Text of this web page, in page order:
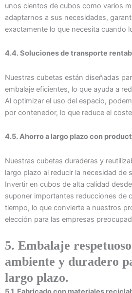
unos cientos de cubos como varios
adaptarnos a sus necesidades,
exactamente lo que necesita cuando
4.4. Soluciones de transporte
Nuestras cubetas están diseñadas
embalaje eficientes, lo que ayuda a
Al optimizar el uso del espacio,
por contenedor, lo que reduce el
4.5. Ahorro a largo plazo con
Nuestras cubetas duraderas y
largo plazo al reducir la necesidad de
Invertir en cubos de alta calidad
suponer importantes reducciones de
tiempo, lo que convierte a nuestros
elección para las empresas
5. Embalaje
ambiente y duradero
largo plazo.